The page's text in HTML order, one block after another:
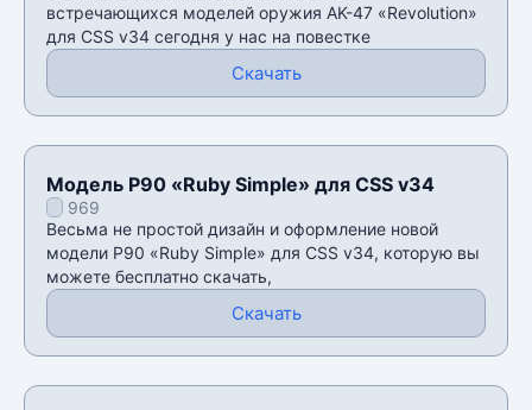
встречающихся моделей оружия AK-47 «Revolution»
для CSS v34 сегодня у нас на повестке
Скачать
Модель P90 «Ruby Simple» для CSS v34
969
Весьма не простой дизайн и оформление новой
модели P90 «Ruby Simple» для CSS v34, которую вы
можете бесплатно скачать,
Скачать